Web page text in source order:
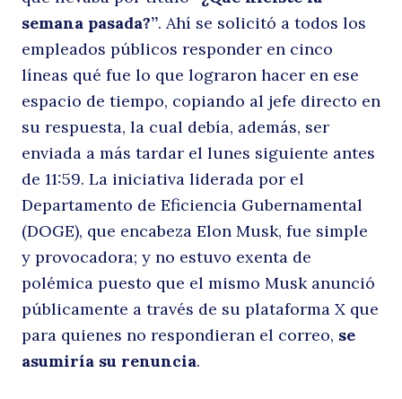
o
semana pasada?”. Ahí se solicitó a todos los
empleados públicos responder en cinco
líneas qué fue lo que lograron hacer en ese
espacio de tiempo, copiando al jefe directo en
su respuesta, la cual debía, además, ser
enviada a más tardar el lunes siguiente antes
de 11:59. La iniciativa liderada por el
Departamento de Eficiencia Gubernamental
(DOGE), que encabeza Elon Musk, fue simple
y provocadora; y no estuvo exenta de
polémica puesto que el mismo Musk anunció
públicamente a través de su plataforma X que
para quienes no respondieran el correo, se
asumiría su renuncia.